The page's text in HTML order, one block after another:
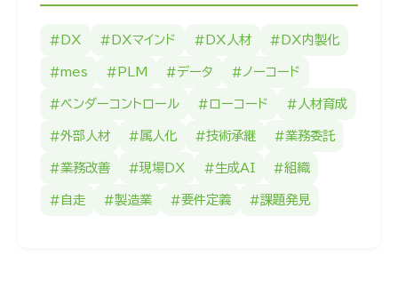
#DX #DXマインド #DX人材 #DX内製化
#mes #PLM #データ #ノーコード
#ベンダーコントロール #ローコード #人材育成
#外部人材 #属人化 #技術承継 #業務委託
#業務改善 #現場DX #生成AI #組織
#自走 #製造業 #要件定義 #課題発見